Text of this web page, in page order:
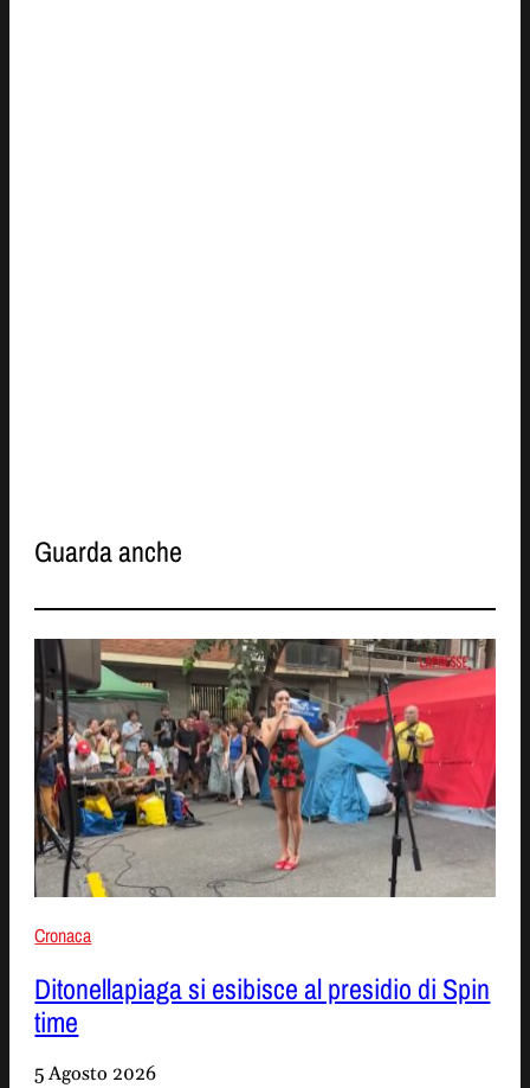
Guarda anche
Cronaca
Ditonellapiaga si esibisce al presidio di Spin
time
5 Agosto 2026